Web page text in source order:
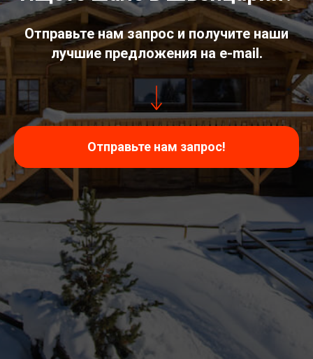
Отправьте нам запрос и получите наши
лучшие предложения на e-mail.
Отправьте нам запрос!